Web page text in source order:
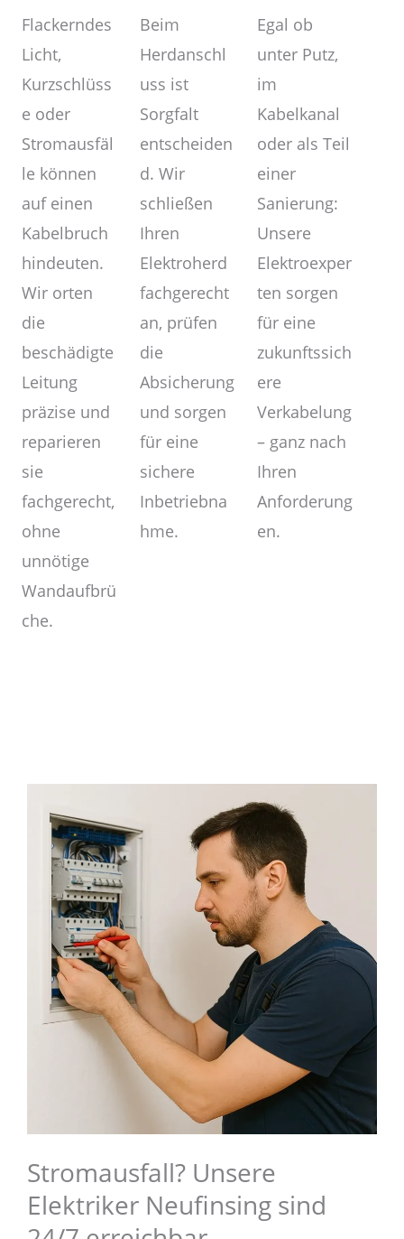
Flackerndes
Licht,
Kurzschlüss
e oder
Stromausfäl
le können
auf einen
Kabelbruch
hindeuten.
Wir orten
die
beschädigte
Leitung
präzise und
reparieren
sie
fachgerecht,
ohne
unnötige
Wandaufbrü
che.
Beim
Herdanschl
uss ist
Sorgfalt
entscheiden
d. Wir
schließen
Ihren
Elektroherd
fachgerecht
an, prüfen
die
Absicherung
und sorgen
für eine
sichere
Inbetriebna
hme.
Egal ob
unter Putz,
im
Kabelkanal
oder als Teil
einer
Sanierung:
Unsere
Elektroexper
ten sorgen
für eine
zukunftssich
ere
Verkabelung
– ganz nach
Ihren
Anforderung
en.
Stromausfall? Unsere
Elektriker Neufinsing sind